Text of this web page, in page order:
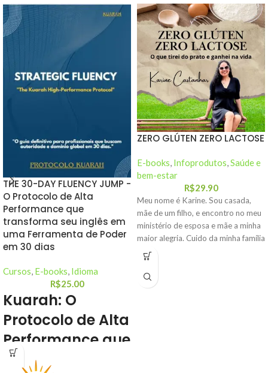
THE 30-DAY FLUENCY JUMP -
O Protocolo de Alta
Performance que
transforma seu inglês em
uma Ferramenta de Poder
em 30 dias
Cursos, E-books, Idioma
R$25.00
Kuarah: O
Protocolo de Alta
Performance que
transforma seu
ZERO GLÚTEN ZERO LACTOSE
E-books Infoprodutos Saúde e
bem-estar
R$29.90
Meu nome é Karine. Sou casada,
mãe de um filho, e encontro no meu
ministério de esposa e mãe a minha
maior alegria. Cuido da minha família
com carinho, amor e gratidão,
sempre buscando oferecer o melhor
a eles. Apaixonada por artes —